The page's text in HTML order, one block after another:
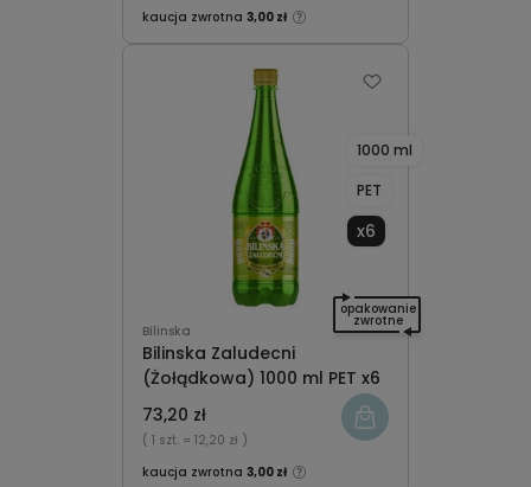
kaucja zwrotna 3,00 zł
Bilinska
Bilinska Zaludecni
(Żołądkowa) 1000 ml PET x6
1000 ml
PET
x6
73,20 zł
( 1 szt. = 12,20 zł )
kaucja zwrotna 3,00 zł
opakowanie
zwrotne